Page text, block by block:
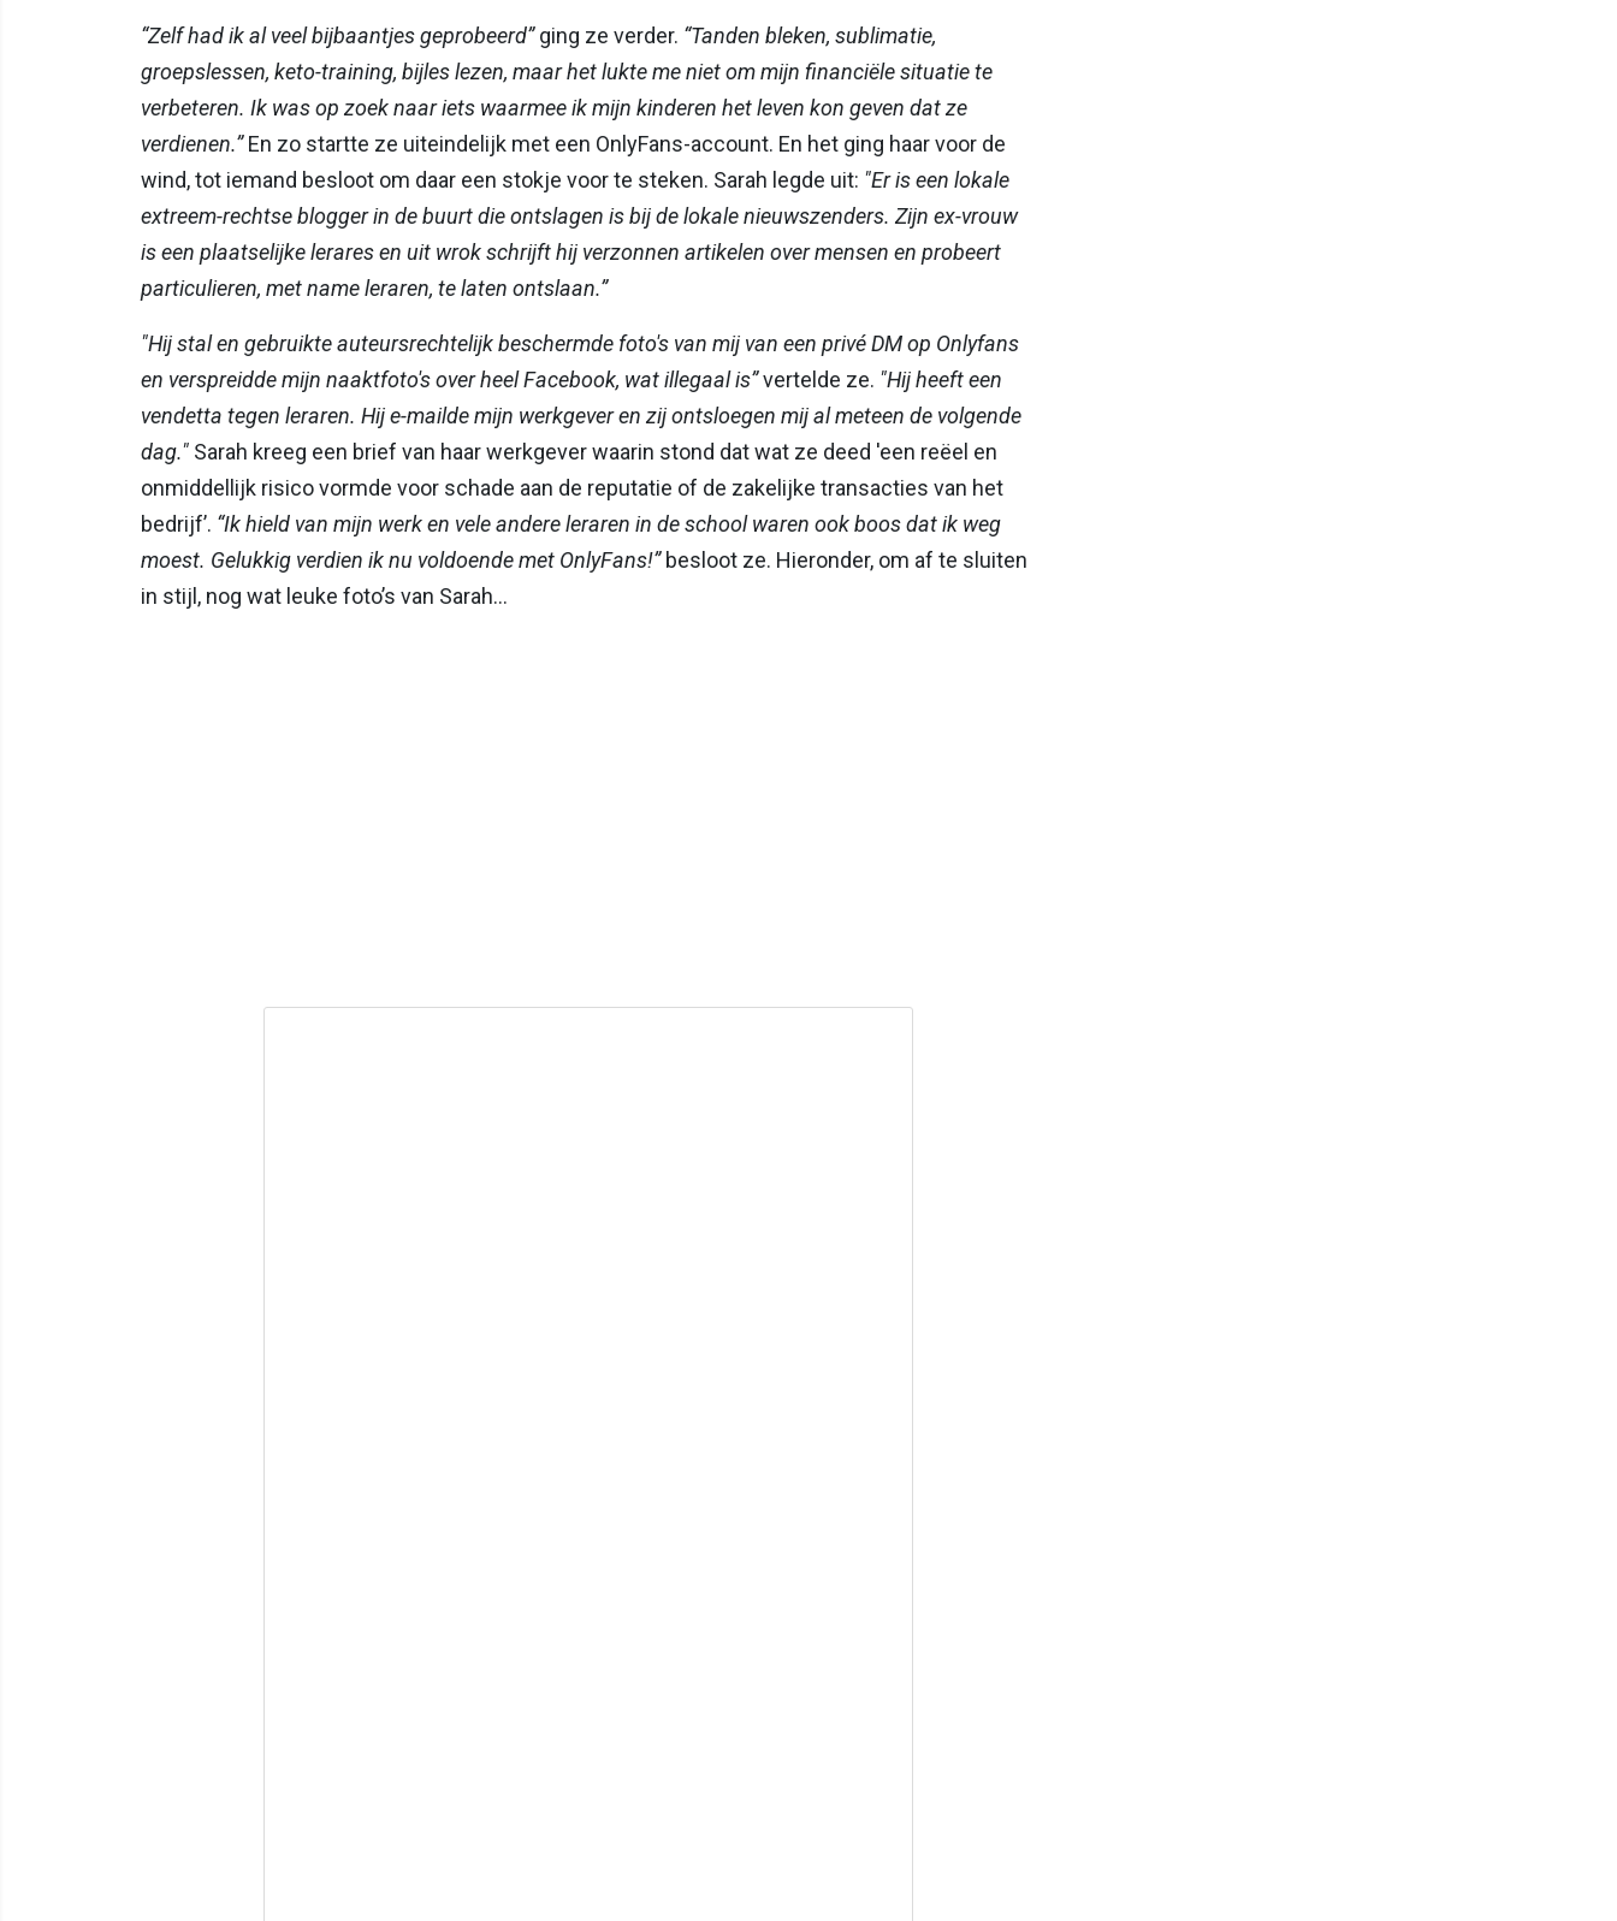
“Zelf had ik al veel bijbaantjes geprobeerd”ging ze verder. “Tanden bleken, sublimatie,
groepslessen, keto-training, bijles lezen, maar het lukte me niet om mijn financiële situatie te
verbeteren. Ik was op zoek naar iets waarmee ik mijn kinderen het leven kon geven dat ze
verdienen.”En zo startte ze uiteindelijk met een OnlyFans-account. En het ging haar voor de
wind, tot iemand besloot om daar een stokje voor te steken. Sarah legde uit: "Er is een lokale
extreem-rechtse blogger in de buurt die ontslagen is bij de lokale nieuwszenders. Zijn ex-vrouw
is een plaatselijke lerares en uit wrok schrijft hij verzonnen artikelen over mensen en probeert
particulieren, met name leraren, te laten ontslaan.”
"Hij stal en gebruikte auteursrechtelijk beschermde foto's van mij van een privé DM op Onlyfans
en verspreidde mijn naaktfoto's over heel Facebook, wat illegaal is”vertelde ze. "Hij heeft een
vendetta tegen leraren. Hij e-mailde mijn werkgever en zij ontsloegen mij al meteen de volgende
dag." Sarah kreeg een brief van haar werkgever waarin stond dat wat ze deed 'een reëel en
onmiddellijk risico vormde voor schade aan de reputatie of de zakelijke transacties van het
bedrijf’. “Ik hield van mijn werk en vele andere leraren in de school waren ook boos dat ik weg
moest. Gelukkig verdien ik nu voldoende met OnlyFans!” besloot ze. Hieronder, om af te sluiten
in stijl, nog wat leuke foto’s van Sarah…